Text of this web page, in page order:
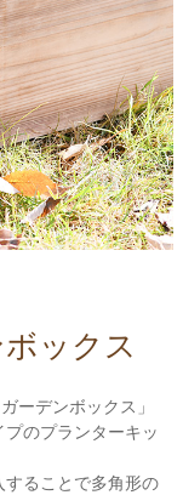
ックス
ーデンボックス」
のプランターキッ
することで多角形の